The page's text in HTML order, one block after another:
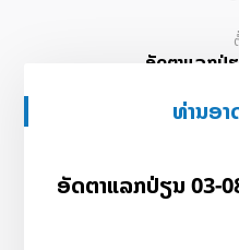
ອັດ​ຕາ​ແລກ​ປ່
ທ່ານອ
ອັດ​ຕາ​ແລກ​ປ່ຽນ 03-